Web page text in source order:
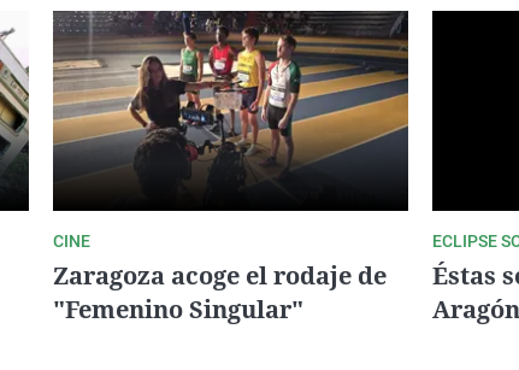
investigación
Extremadura
La Rioja
Navarra
CINE
Zaragoza acoge el rodaje de
"Femenino Singular"
ECLIPSE
Éstas